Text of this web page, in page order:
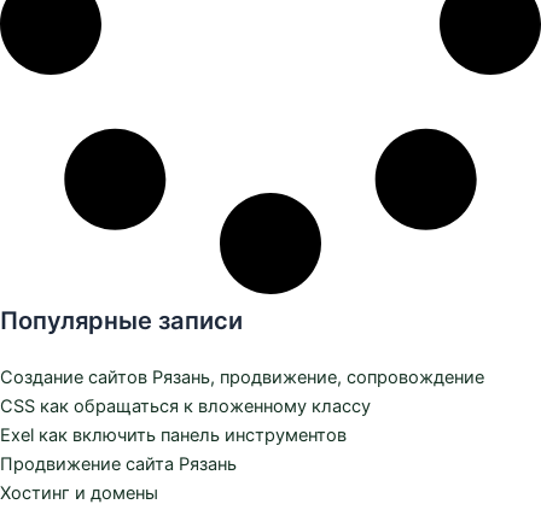
Популярные записи
Создание сайтов Рязань, продвижение, сопровождение
CSS как обращаться к вложенному классу
Exel как включить панель инструментов
Продвижение сайта Рязань
Хостинг и домены